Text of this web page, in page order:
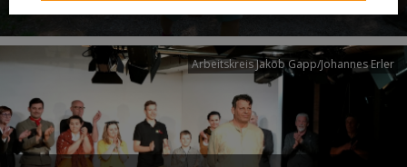
Arbeitskreis Jakob Gapp/Johannes Erler